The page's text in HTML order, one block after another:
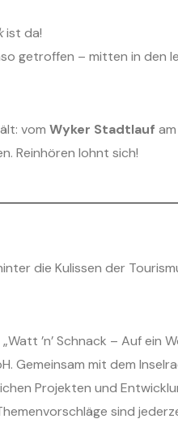
ist da!
getroffen – mitten in den
vom Wyker Stadtlauf
Reinhören lohnt sich!
die Kulissen der
’n’ Schnack – Auf ein
Gemeinsam mit dem
Projekten und
sind